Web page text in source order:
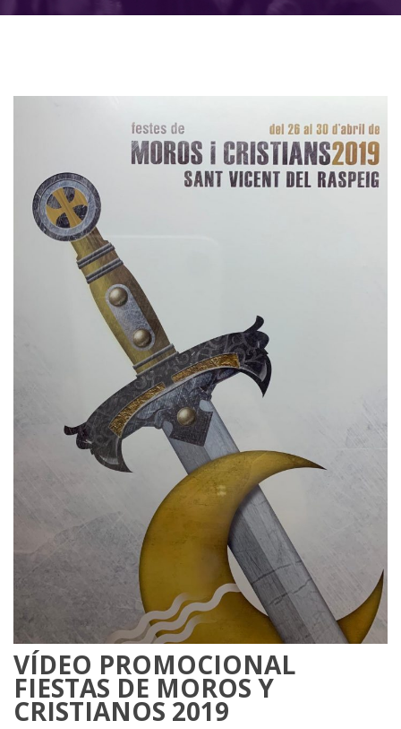
VÍDEO PROMOCIONAL
FIESTAS DE MOROS Y
CRISTIANOS 2019